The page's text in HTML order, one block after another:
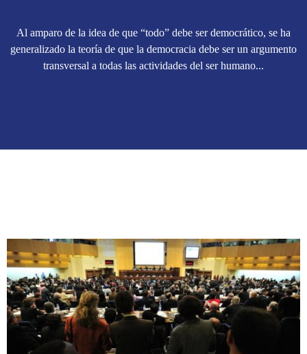
Al amparo de la idea de que “todo” debe ser democrático, se ha
generalizado la teoría de que la democracia debe ser un argumento
transversal a todas las actividades del ser humano...